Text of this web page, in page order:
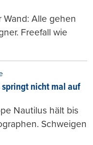
Wand: Alle gehen
Freefall wie
nicht mal auf
Nautilus hält bis
Schweigen